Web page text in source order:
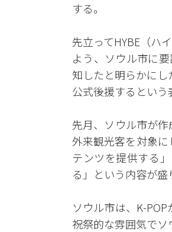
する。
先立ってHYBE（ハ
よう、ソウル市に
知したと明らかに
公式後援するという
先月、ソウル市が
外来観光客を対象
テンツを提供する
る」という内容が盛
ソウル市は、K-
祝祭的な雰囲気でソ